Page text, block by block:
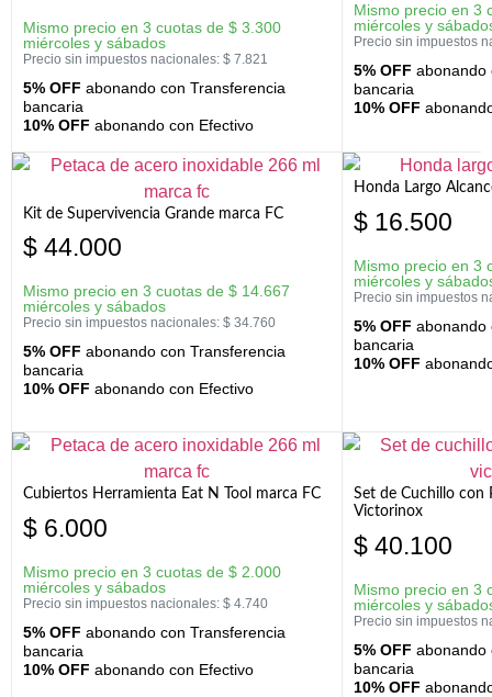
Mismo precio en 3 cuotas de $ 3.300
miércoles y sábados
Precio sin impuestos nacionales: $ 7.821
5% OFF abonando con Transferencia
bancaria
10% OFF abonando con Efectivo
Mismo precio en 3
miércoles y
Precio sin impuestos
5% OFF abonando
bancaria
10% OFF
Kit de Supervivencia Grande marca FC
$ 44.000
Mismo precio en 3 cuotas de $ 14.667
miércoles y sábados
Precio sin impuestos nacionales: $ 34.760
5% OFF abonando con Transferencia
bancaria
10% OFF abonando con Efectivo
Honda Largo
$ 16.500
Mismo precio en 3
miércoles y
Precio sin impuestos
5% OFF abonando
bancaria
10% OFF
Cubiertos Herramienta Eat N Tool marca FC
$ 6.000
Mismo precio en 3 cuotas de $ 2.000
miércoles y sábados
Precio sin impuestos nacionales: $ 4.740
5% OFF abonando con Transferencia
bancaria
10% OFF abonando con Efectivo
Set de Cuchillo con
Victorinox
$ 40.100
Mismo precio en 3
miércoles y
Precio sin impuestos
5% OFF abonando
bancaria
10% OFF